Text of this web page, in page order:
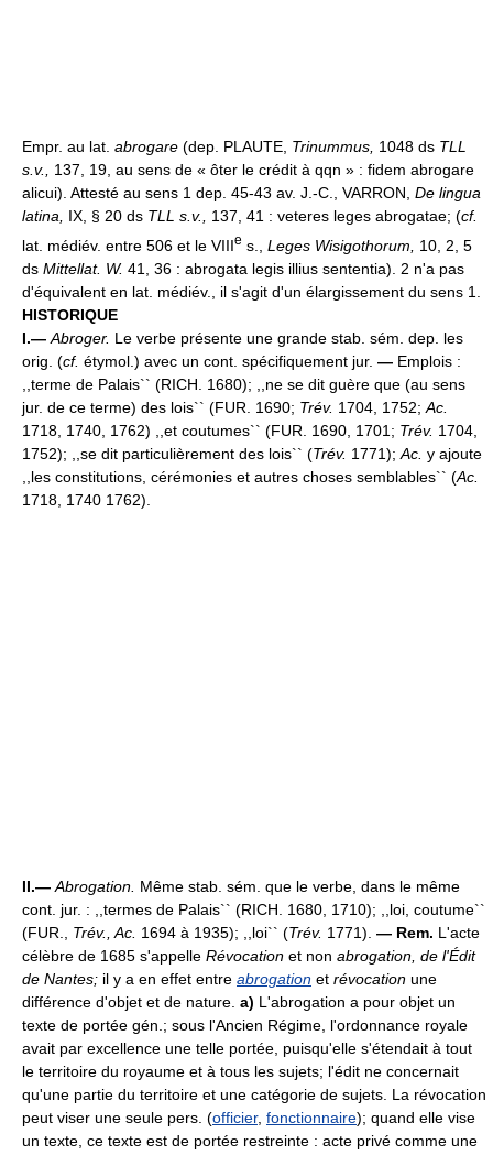
Empr. au lat. abrogare (dep. PLAUTE, Trinummus, 1048 ds TLL
s.v.,
137, 19, au sens de « ôter le crédit à qqn » : fidem abrogare
alicui). Attesté au sens 1 dep. 45-43 av. J.-C., VARRON, De lingua
latina,
IX, § 20 ds TLL s.v., 137, 41 : veteres leges abrogatae; (cf.
lat. médiév. entre 506 et le VIIIe s., Leges Wisigothorum,
10, 2, 5
ds Mittellat. W. 41, 36 : abrogata legis illius sententia). 2 n'a pas
d'équivalent en lat. médiév., il s'agit d'un élargissement du sens 1.
HISTORIQUE
I.— Abroger. Le verbe présente une grande stab. sém. dep. les
orig. (cf. étymol.) avec un cont. spécifiquement jur. — Emplois :
,,terme de Palais`` (RICH. 1680); ,,ne se dit guère que (au sens
jur. de ce terme) des lois`` (FUR. 1690; Trév. 1704, 1752; Ac.
1718, 1740, 1762) ,,et coutumes`` (FUR. 1690, 1701; Trév. 1704,
1752); ,,se dit particulièrement des lois`` (Trév. 1771); Ac. y ajoute
,,les constitutions, cérémonies et autres choses semblables`` (Ac.
1718, 1740 1762).
II.— Abrogation. Même stab. sém. que le verbe, dans le même
cont. jur. : ,,termes de Palais`` (RICH. 1680, 1710); ,,loi, coutume``
(FUR., Trév., Ac. 1694 à 1935); ,,loi`` (Trév. 1771). — Rem. L'acte
célèbre de 1685 s'appelle Révocation et non abrogation, de l'Édit
de Nantes; il y a en effet entre abrogation et révocation une
différence d'objet et de nature. a) L'abrogation a pour objet un
texte de portée gén.; sous l'Ancien Régime, l'ordonnance royale
avait par excellence une telle portée, puisqu'elle s'étendait à tout
le territoire du royaume et à tous les sujets; l'édit ne concernait
qu'une partie du territoire et une catégorie de sujets. La révocation
peut viser une seule pers. (officier, fonctionnaire); quand elle vise
un texte, ce texte est de portée restreinte : acte privé comme une